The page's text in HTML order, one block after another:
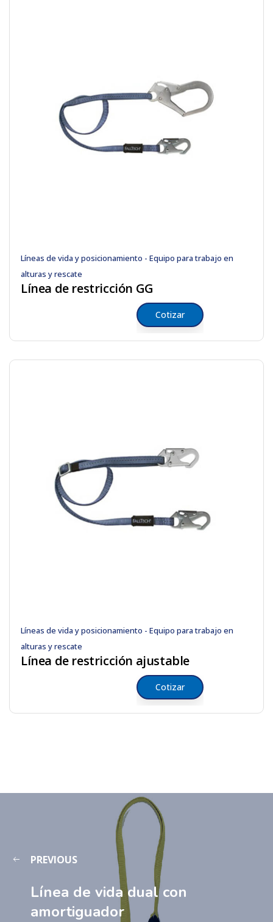
Líneas de vida y posicionamiento - Equipo para trabajo en
alturas y rescate
Línea de restricción GG
Cotizar
Líneas de vida y posicionamiento - Equipo para trabajo en
alturas y rescate
Línea de restricción ajustable
Cotizar
PREVIOUS
Línea de vida dual con
amortiguador